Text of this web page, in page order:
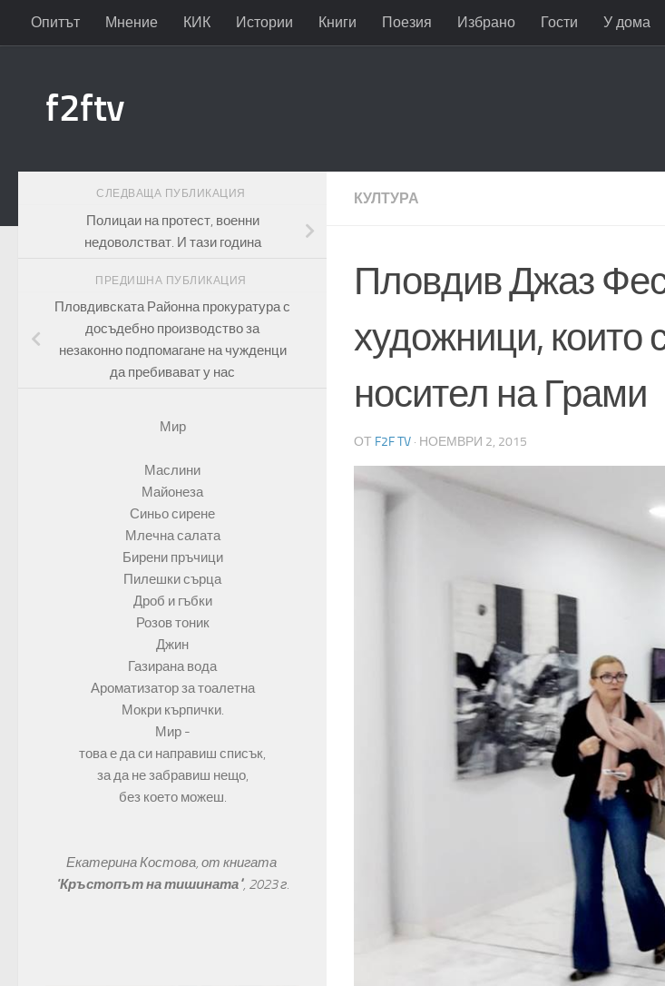
Към съдържанието
Опитът Мнение КИК Истории Книги Поезия Избрано Гости У дома
f2ftv
КУЛТУРА
Пловдив Джаз
художници, които
носител на Грами
ОТ F2F TV · НОЕМВРИ 2, 2015
СЛЕДВАЩА ПУБЛИКАЦИЯ
Полицаи на протест, военни
недоволстват. И тази година
ПРЕДИШНА ПУБЛИКАЦИЯ
Пловдивската Районна прокуратура с
досъдебно производство за
незаконно подпомагане на чужденци
да пребивават у нас
Мир
Маслини
Майонеза
Синьо сирене
Млечна салата
Бирени пръчици
Пилешки сърца
Дроб и гъбки
Розов тоник
Джин
Газирана вода
Ароматизатор за тоалетна
Мокри кърпички.
Мир -
това е да си направиш списък,
за да не забравиш нещо,
без което можеш.
Екатерина Костова, от книгата
"Кръстопът на тишината", 2023 г.